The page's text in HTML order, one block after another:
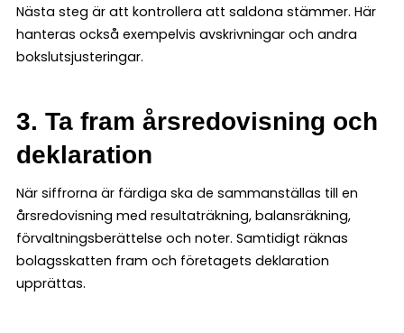
Nästa steg är att kontrollera att saldona stämmer. Här
hanteras också exempelvis avskrivningar och andra
bokslutsjusteringar.
3. Ta fram årsredovisning och
deklaration
När siffrorna är färdiga ska de sammanställas till en
årsredovisning med resultaträkning, balansräkning,
förvaltningsberättelse och noter. Samtidigt räknas
bolagsskatten fram och företagets deklaration
upprättas.